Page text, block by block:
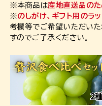
※本商品は産地直送品のた
※のしがけ、ギフト用のラ
考欄等でご希望いただいた
すのでご了承ください。